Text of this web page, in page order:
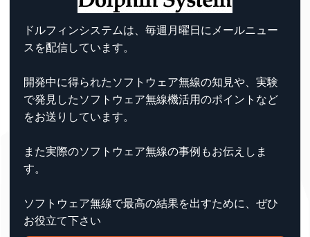
ドルフィンシステムは、毎週月曜日にメールニュー
スを配信しています。
開発中に得られたソフトウェア無線の知見や、実験
で発見したソフトウェア無線機活用のポイントなど
をお送りしています。
また実際のソフトウェア無線の事例もお伝えしま
す。
ソフトウェア無線で最高の結果を出すために、ぜひ
お役立て下さい